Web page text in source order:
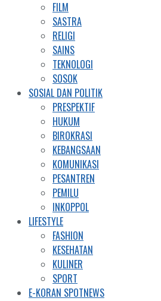
FILM
SASTRA
RELIGI
SAINS
TEKNOLOGI
SOSOK
SOSIAL DAN POLITIK
PRESPEKTIF
HUKUM
BIROKRASI
KEBANGSAAN
KOMUNIKASI
PESANTREN
PEMILU
INKOPPOL
LIFESTYLE
FASHION
KESEHATAN
KULINER
SPORT
E-KORAN SPOTNEWS